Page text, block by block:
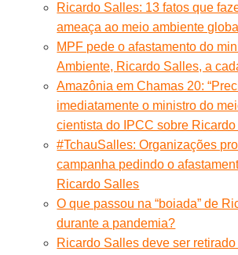
Ricardo Salles: 13 fatos que
ameaça ao meio ambiente global
MPF pede o afastamento do
Ambiente, Ricardo Salles, a
Amazônia em Chamas 20:
imediatamente o ministro do
cientista do IPCC sobre
#TchauSalles: Organizações
campanha pedindo o
Ricardo Salles
O que passou na “boiada” de
durante a pandemia?
Ricardo Salles deve ser